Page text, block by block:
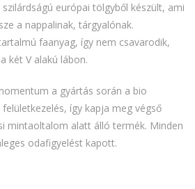
európai tölgyből készült, ami
a nappalinak, tárgyalónak.
faanyag, így nem csavarodik,
két V alakú lábon.
a gyártás során a bio
így kapja meg végső
mintaoltalom alatt álló termék. Minden
odafigyelést kapott.